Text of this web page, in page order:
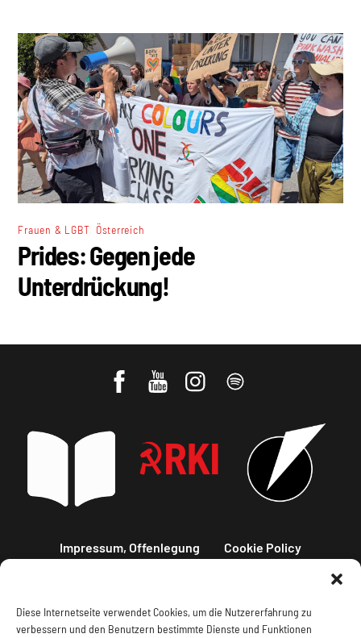
Diese Internetseite verwendet Cookies, um die Nutzererfahrung zu
verbessern und den Benutzern bestimmte Dienste und Funktionen
Frauen & LGBT Österreich
Prides: Gegen jede
Unterdrückung!
Impressum, Offenlegung Cookie Policy